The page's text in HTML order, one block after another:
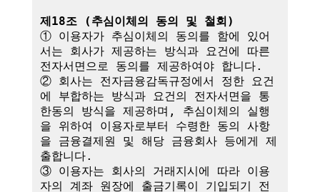
제18조 (추심이체의 동의 및 철회)
① 이용자가 추심이체의 동의를 함에 있어
서는 회사가 제공하는 방식과 요건에 따른
전자서면으로 동의를 제공하여야 합니다.
② 회사는 전자금융감독규정에서 정한 요건
에 부합하는 방식과 요건의 전자서면을 통
한동의 방식을 제공하며, 추심이체의 실행
을 위하여 이용자로부터 수령한 동의 사항
을 금융결제원 및 해당 금융회사 등에게 제
출합니다.
③ 이용자는 회사의 거래지시에 따라 이용
자의 계좌 원장에 출금기록이 기입되기 전